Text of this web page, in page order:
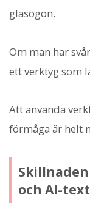
glasögon.
Om man har
ett verktyg som
Att använda
förmåga är helt
och AI-